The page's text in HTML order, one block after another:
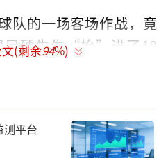
队的一场客场作战，竟
足硬生生“抬”进了18
队门将桑尼也迎来“泼
量“在线打赏”，不少
“飞的”到新加坡，去
(剩余94%)
测平台